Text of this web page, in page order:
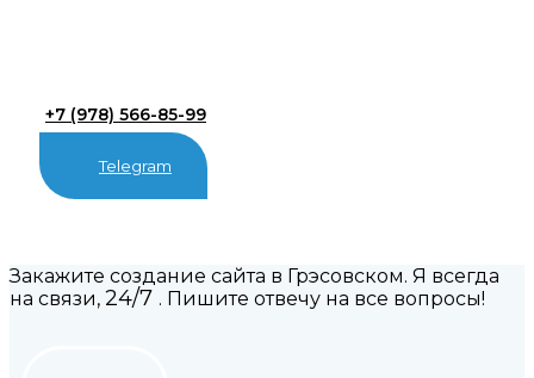
+7 (978) 566-85-99
Telegram
Закажите создание сайта в Грэсовском. Я всегда
на связи, 24/7 . Пишите отвечу на все вопросы!